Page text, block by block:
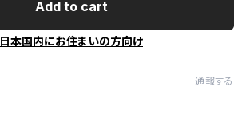
Add to cart
日本国内にお住まいの方向け
通報する